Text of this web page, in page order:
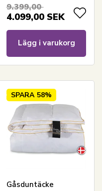
9.399,00
4.099,00 SEK
Lägg i varukorg
SPARA 58%
Gåsduntäcke